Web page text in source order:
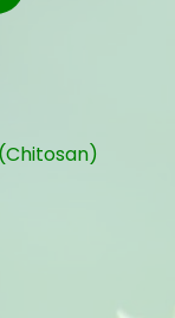
(Chitosan)